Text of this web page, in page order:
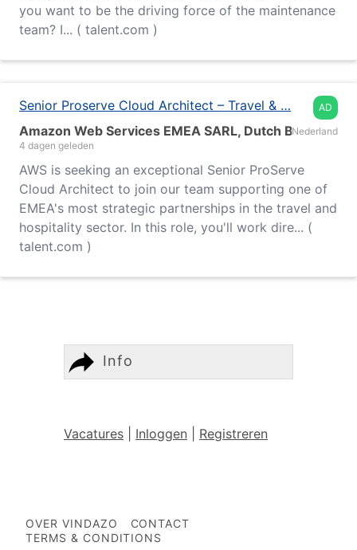
you want to be the driving force of the maintenance
team? I... ( talent.com )
AD
Senior Proserve Cloud Architect – Travel & …
Amazon Web Services EMEA SARL, Dutch Branch
Nederland
4 dagen geleden
AWS is seeking an exceptional Senior ProServe
Cloud Architect to join our team supporting one of
EMEA's most strategic partnerships in the travel and
hospitality sector. In this role, you'll work dire... (
talent.com )
Info
Vacatures Inloggen Registreren
OVER VINDAZO
CONTACT
TERMS & CONDITIONS